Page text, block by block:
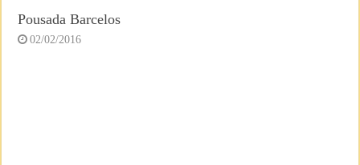
Pousada Barcelos
02/02/2016